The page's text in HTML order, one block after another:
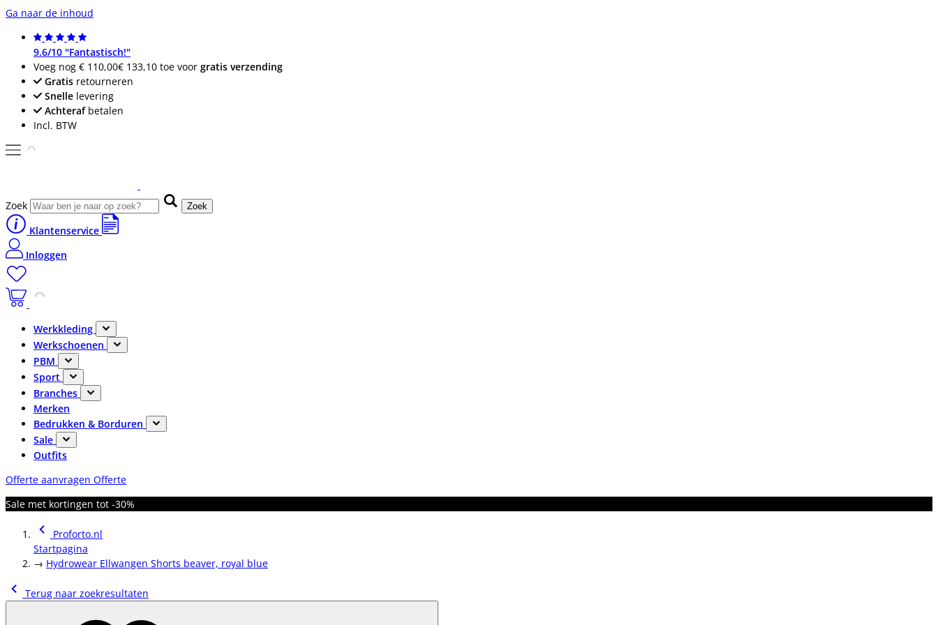
Ga naar de inhoud
9.6/10 "Fantastisch!"
Voeg nog € 110,00€ 133,10 toe voor gratis verzending
Gratis retourneren
Snelle levering
Achterafbetalen
Incl. BTW
Zoek Zoek
Klantenservice
Inloggen
Werkkleding
Werkschoenen
PBM
Sport
Branches
Merken
Bedrukken & Borduren
Sale
Outfits
Offerte aanvragen Offerte
Sale met kortingen tot -30%
Proforto.nl
Startpagina
→ Hydrowear Ellwangen Shorts beaver, royal blue
Terug naar zoekresultaten